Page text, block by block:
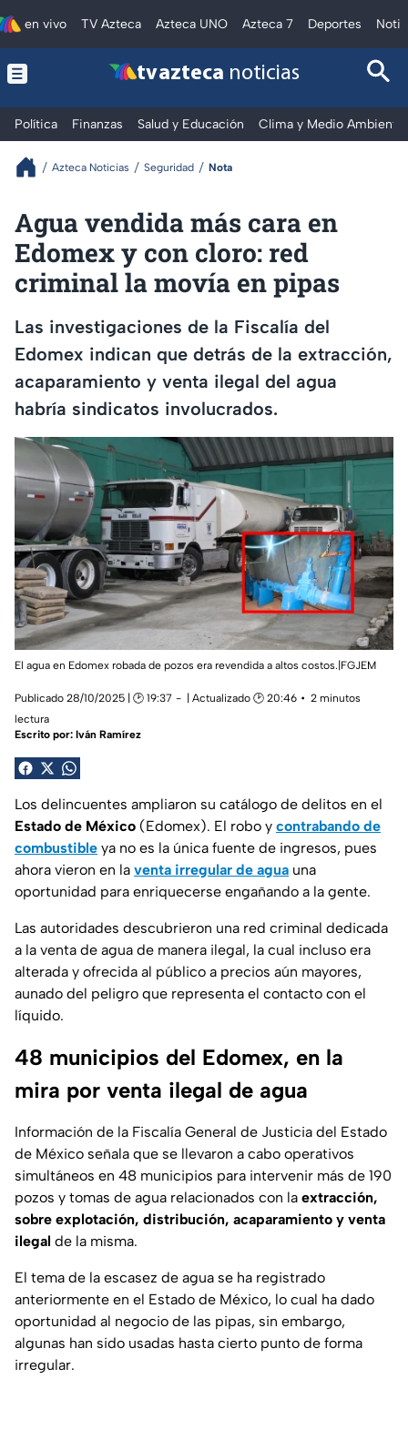
en vivo TV Azteca Azteca UNO Azteca 7 Deportes
tv azteca noticias
Política Finanzas Salud y Educación Clima y Medio Ambiente
Azteca Noticias Seguridad Nota
Agua vendida más cara en
Edomex y con cloro: red
criminal la movía en pipas
Las investigaciones de la Fiscalía del
Edomex indican que detrás de la extracción,
acaparamiento y venta ilegal del agua
habría sindicatos involucrados.
El agua en Edomex robada de pozos era revendida a altos costos.|FGJEM
Publicado 28/10/2025 | 🕑 19:37 | Actualizado 🕑 20:46
2 minutos
lectura
Escrito por: Iván Ramírez
Los delincuentes ampliaron su catálogo de delitos en el
Estado de México (Edomex). El robo y contrabando de
combustible ya no es la única fuente de ingresos, pues
ahora vieron en la venta irregular de agua una
oportunidad para enriquecerse engañando a la gente.
Las autoridades descubrieron una red criminal dedicada
a la venta de agua de manera ilegal, la cual incluso era
alterada y ofrecida al público a precios aún mayores,
aunado del peligro que representa el contacto con el
líquido.
48 municipios del Edomex, en la
mira por venta ilegal de agua
Información de la Fiscalía General de Justicia del Estado
de México señala que se llevaron a cabo operativos
simultáneos en 48 municipios para intervenir más de 190
pozos y tomas de agua relacionados con la extracción,
sobre explotación, distribución, acaparamiento y venta
ilegal de la misma.
El tema de la escasez de agua se ha registrado
anteriormente en el Estado de México, lo cual ha dado
oportunidad al negocio de las pipas, sin embargo,
algunas han sido usadas hasta cierto punto de forma
irregular.